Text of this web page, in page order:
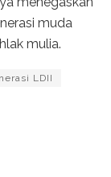
muda
mulia.
LDII